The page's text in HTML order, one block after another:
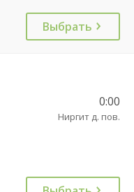
Выбрать
0:00
Ниргит д. пов.